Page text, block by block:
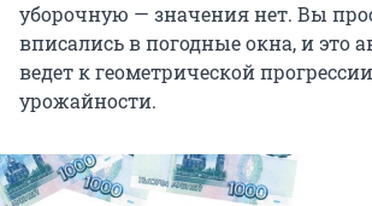
уборочную — значения нет. Вы
вписались в погодные окна, и это
ведет к геометрической
урожайности.